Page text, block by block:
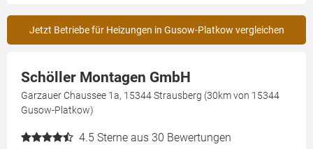
Jetzt Betriebe für Heizungen in Gusow-Platkow vergleichen
Schöller Montagen GmbH
Garzauer Chaussee 1a, 15344 Strausberg (30km von 15344
Gusow-Platkow)
4.5 Sterne aus 30 Bewertungen